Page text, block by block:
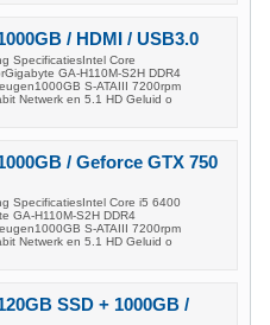
/ HDMI / USB3.0
SpecificatiesIntel Core
GA-H110M-S2H DDR4
S-ATAIII 7200rpm
Netwerk en 5.1 HD Geluid o
/ Geforce GTX 750
SpecificatiesIntel Core i5 6400
GA-H110M-S2H DDR4
S-ATAIII 7200rpm
Netwerk en 5.1 HD Geluid o
SSD + 1000GB /